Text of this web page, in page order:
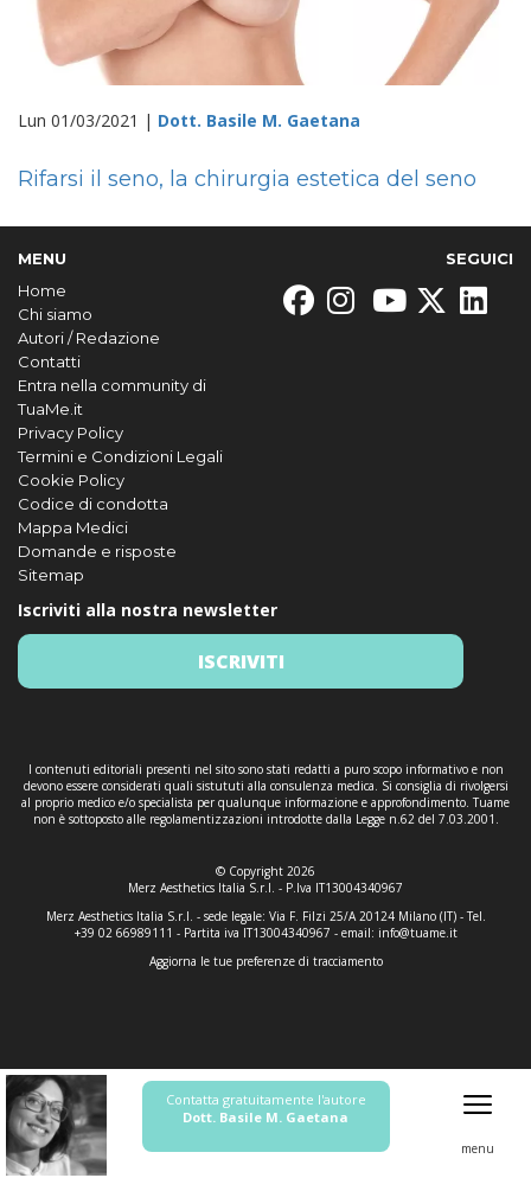
Lun 01/03/2021 | Dott. Basile M. Gaetana
Rifarsi il seno, la chirurgia estetica del seno
MENU
Home
Chi siamo
Autori / Redazione
Contatti
Entra nella community di
TuaMe.it
Privacy Policy
Termini e Condizioni Legali
Cookie Policy
Codice di condotta
Mappa Medici
Domande e risposte
Sitemap
SEGUICI
Iscriviti alla nostra newsletter
ISCRIVITI
I contenuti editoriali presenti nel sito sono stati redatti a puro scopo informativo e non
devono essere considerati quali sistututi alla consulenza medica. Si consiglia di rivolgersi
al proprio medico e/o specialista per qualunque informazione e approfondimento. Tuame
non è sottoposto alle regolamentizzazioni introdotte dalla Legge n.62 del 7.03.2001.
© Copyright 2026
Merz Aesthetics Italia S.r.l. - P.Iva IT13004340967
Merz Aesthetics Italia S.r.l. - sede legale: Via F. Filzi 25/A 20124 Milano (IT) - Tel.
+39 02 66989111 - Partita iva IT13004340967 - email: info@tuame.it
Aggiorna le tue preferenze di tracciamento
Contatta gratuitamente l'autore
Dott. Basile M. Gaetana
menu
Informativa sulla raccolta